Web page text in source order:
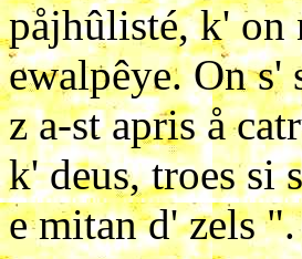
påjhûlisté, k' on
ewalpêye. On
z a-st apris å
k' deus, troes si
e mitan d' zels